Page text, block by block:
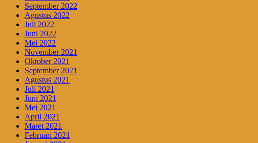
September 2022
Agustus 2022
Juli 2022
Juni 2022
Mei 2022
November 2021
Oktober 2021
September 2021
Agustus 2021
Juli 2021
Juni 2021
Mei 2021
April 2021
Maret 2021
Februari 2021